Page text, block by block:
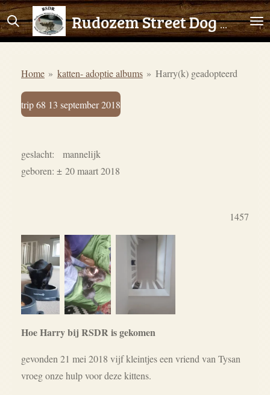
Ga
direct
hoofdinhoud
Rudozem Street Dog Rescue
Home » katten- adoptie albums » Harry(k) geadopteerd
trip 68 13 september 2018
geslacht: mannelijk
geboren: ± 20 maart 2018
1457
Hoe Harry bij RSDR is gekomen
gevonden 21 mei 2018 vijf kleintjes een vriend van Tysan
vroeg onze hulp voor deze kittens.